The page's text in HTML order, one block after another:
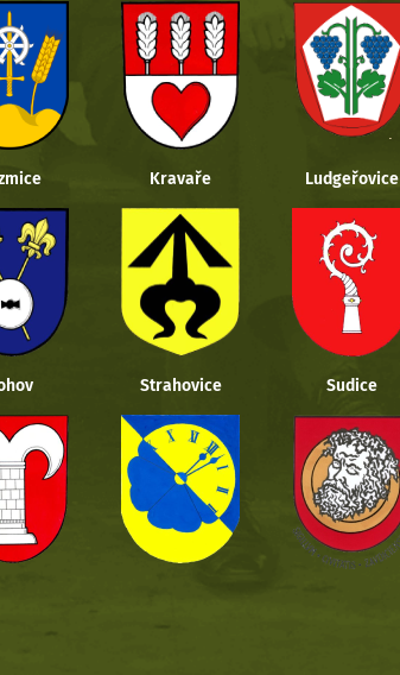
Kravaře Ludgeřovice
Strahovice Sudice